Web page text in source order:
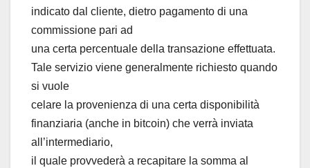
indicato dal cliente, dietro pagamento di una
commissione pari ad
una certa percentuale della transazione effettuata.
Tale servizio viene generalmente richiesto quando
si vuole
celare la provenienza di una certa disponibilità
finanziaria (anche in bitcoin) che verrà inviata
all’intermediario,
il quale provvederà a recapitare la somma al